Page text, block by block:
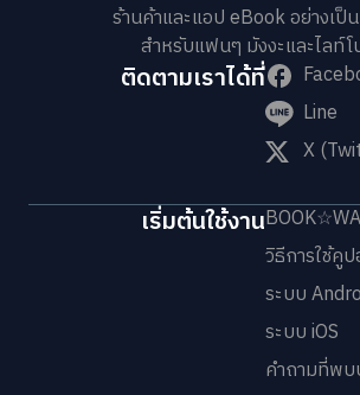
ร้านค้าและแอป eBook อย่างเป็
สำหรับแฟนๆ มังงะและไลท์โ
ติดตามเราได้ที่
Line
X
เริ่มต้นใช้งาน
วิธีการใช้คู
ระบบ
ระบบ iOS
คำถามที่พ